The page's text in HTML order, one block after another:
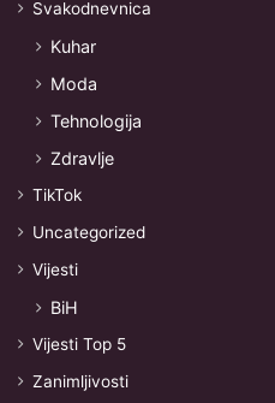
Svakodnevnica
Kuhar
Moda
Tehnologija
Zdravlje
TikTok
Uncategorized
Vijesti
BiH
Vijesti Top 5
Zanimljivosti